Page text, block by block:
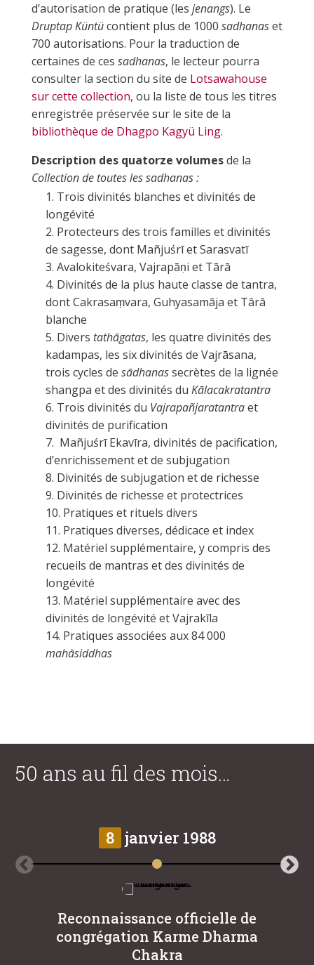
d’autorisation de pratique (les jenangs). Le
Druptap Küntücontient plus de 1000 sadhanaset
700 autorisations. Pour la traduction de
certaines de ces sadhanas, le lecteur pourra
consulter la section du site de Lotsawahouse
sur cette collection, ou la liste de tous les titres
enregistrée préservée sur le site de la
bibliothèque de Dhagpo Kagyü Ling.
Description des quatorze volumesde la
Collection de toutes lessadhanas:
Trois divinités blanches et divinités de
longévité
Protecteurs des trois familles et divinités
de sagesse, dont Mañjuśrī et Sarasvatī
Avalokiteśvara, Vajrapāṇi et Tārā
Divinités de la plus haute classe de tantra,
dont Cakrasaṃvara, Guhyasamāja et Tārā
blanche
Divers tathāgatas, les quatre divinités des
kadampas, les six divinités de Vajrāsana,
trois cycles de sādhanassecrètes de la lignée
shangpa et des divinités du Kālacakratantra
Trois divinités du Vajrapañjaratantraet
divinités de purification
Mañjuśrī Ekavīra, divinités de pacification,
d’enrichissement et de subjugation
Divinités de subjugation et de richesse
Divinités de richesse et protectrices
Pratiques et rituels divers
Pratiques diverses, dédicace et index
Matériel supplémentaire, y compris des
recueils de mantras et des divinités de
longévité
Matériel supplémentaire avec des
divinités de longévité et Vajrakīla
Pratiques associées aux 84 000
mahāsiddhas
50 ans au fil des mois…
Reconnaissance officielle de
congrégation Karme Dharma
Chakra
8 janvier 1988